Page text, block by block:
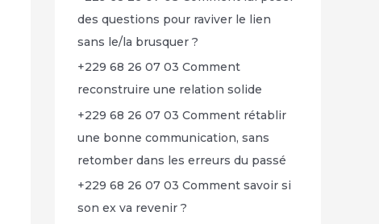
des questions pour raviver le lien
sans le/la brusquer ?
+229 68 26 07 03 Comment
reconstruire une relation solide
+229 68 26 07 03 Comment rétablir
une bonne communication, sans
retomber dans les erreurs du passé
+229 68 26 07 03 Comment savoir si
son ex va revenir ?